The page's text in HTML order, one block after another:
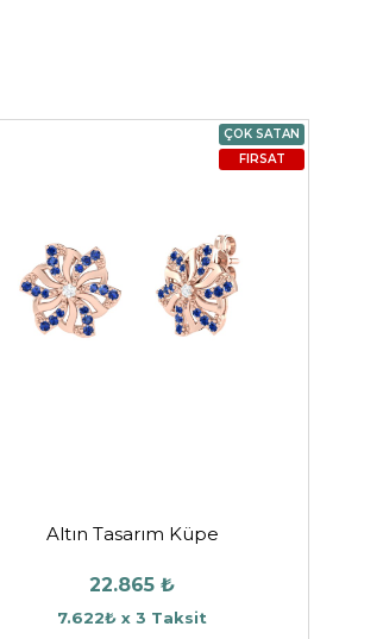
ÇOK SATAN
FIRSAT
Altın Tasarım Küpe
22.865 ₺
7.622₺ x 3 Taksit